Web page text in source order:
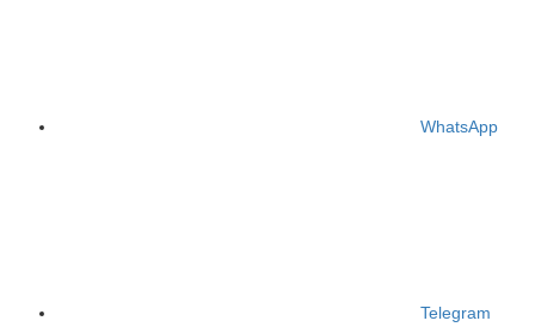
WhatsApp
Telegram